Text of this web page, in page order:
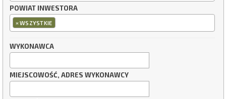
POWIAT INWESTORA
×WSZYSTKIE
WYKONAWCA
MIEJSCOWOŚĆ, ADRES WYKONAWCY